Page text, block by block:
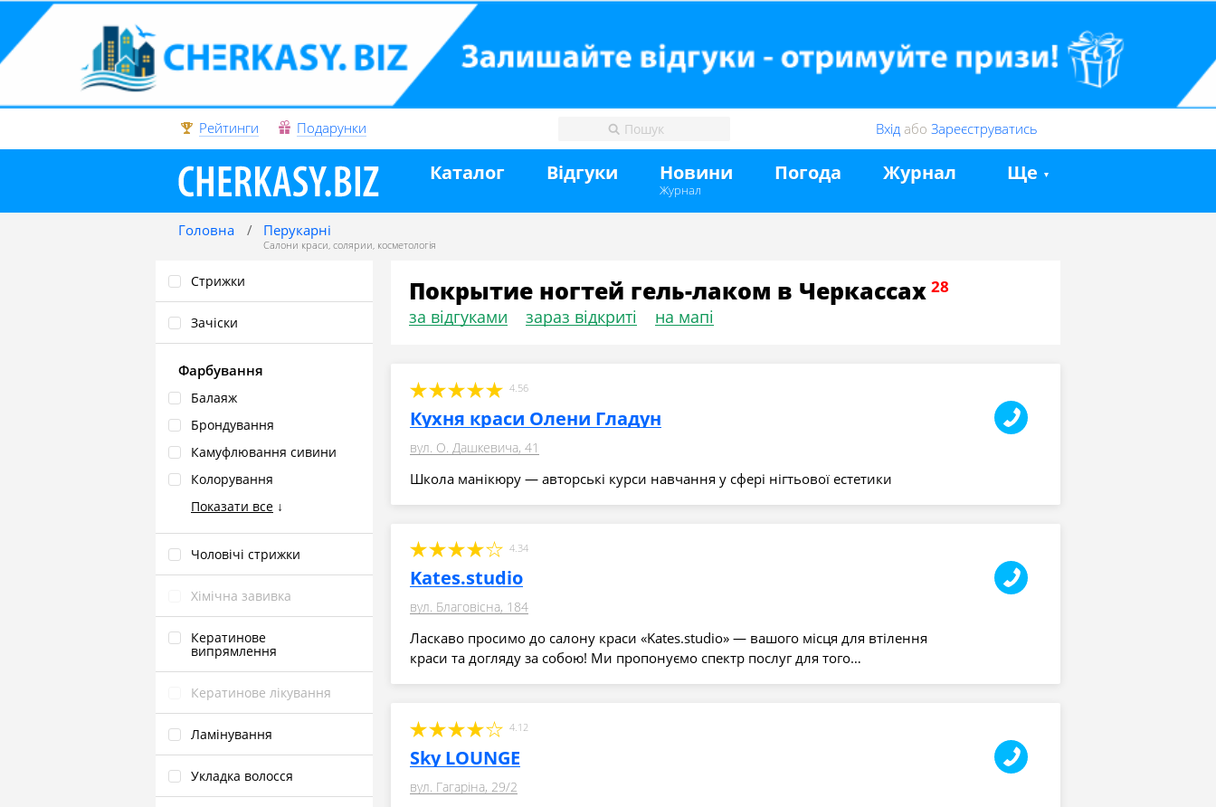
Рейтинги Подарунки Вхід або Зареєструватись
Каталог Відгуки Новини
Журнал
Погода Журнал Ще
Головна Перукарні
Салони краси, солярии, косметологія
Стрижки
Зачіски
Фарбування
Балаяж
Брондування
Камуфлювання сивини
Колорування
Показати все ↓
Чоловічі стрижки
Хімічна завивка
Кератинове
випрямлення
Кератинове лікування
Ламінування
Укладка волосся
Покрытие ногтей гель-лаком в Черкассах
за відгуками зараз відкриті на мапі
4.56
Кухня краси Олени Гладун
вул. О. Дашкевича, 41
Школа манікюру — авторські курси навчання у сфері нігтьової естетики
4.34
Kates.studio
вул. Благовісна, 184
Ласкаво просимо до салону краси «Kates.studio» — вашого місця для втілення
краси та догляду за собою! Ми пропонуємо спектр послуг для того…
4.12
Sky LOUNGE
вул. Гагаріна, 29/2